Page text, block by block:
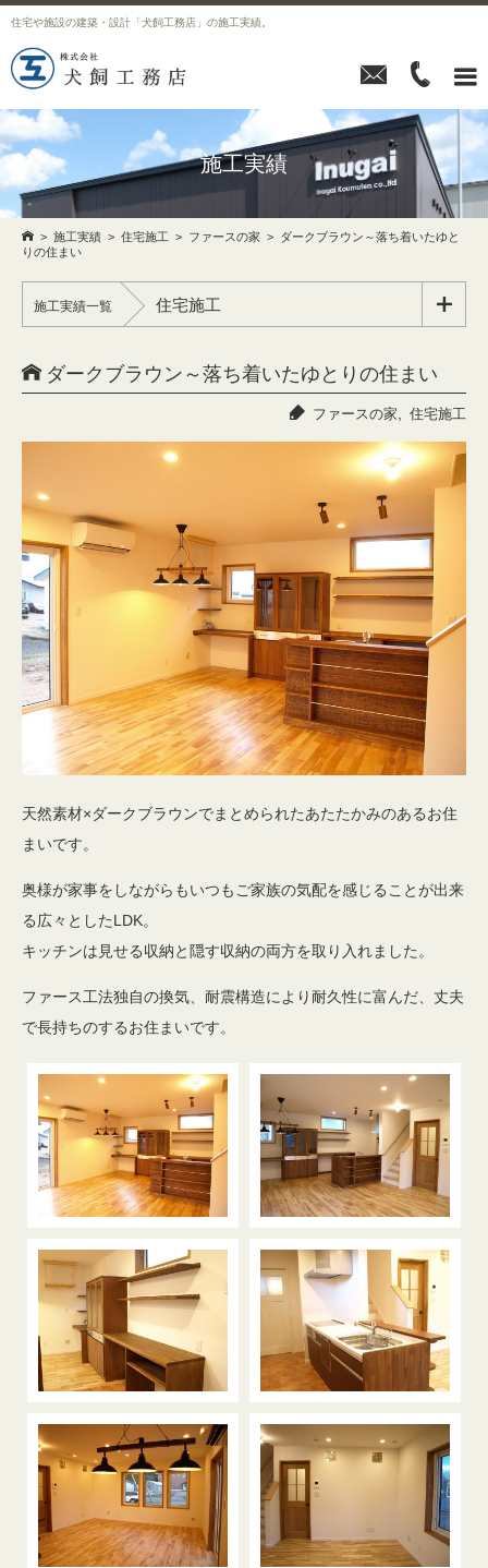
住宅や施設の建築・設計「犬飼工務店」の施工実績。
  
施工実績
 > 施工実績 > 住宅施工 > ファースの家 > ダークブラウン～落ち着いたゆと
りの住まい
施工実績一覧 住宅施工 
 ダークブラウン～落ち着いたゆとりの住まい
 ファースの家 住宅施工
天然素材×ダークブラウンでまとめられたあたたかみのあるお住
まいです。
奥様が家事をしながらもいつもご家族の気配を感じることが出来
る広々としたLDK。
キッチンは見せる収納と隠す収納の両方を取り入れました。
ファース工法独自の換気、耐震構造により耐久性に富んだ、丈夫
で長持ちのするお住まいです。